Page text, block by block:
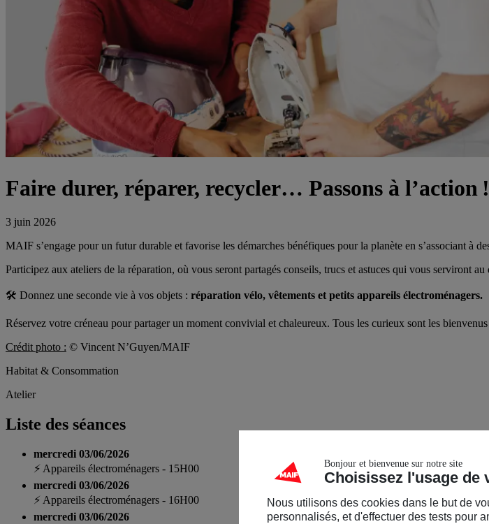
Faire durer, réparer, recycler… Passons à l’action !
3 juin 2026
MAIF s’engage pour un futur durable et favorise les démarches bénéfiques pour la planète en s’associant à
Participez aux ateliers de la réparation, où vous seront partagés conseils, trucs et astuces qui vous serviront
🛠 ️ Donnez une seconde vie à vos objets : réparation vélo, vêtements et petits appareils électroménagers.
Réservez votre créneau pour partager un moment convivial et chaleureux. Tous les curieux sont les bienvenus
Crédit photo : © Vincent N’Guyen/MAIF
Habitat & Consommation
Atelier
Liste des séances
mercredi 03/06/2026
⚡ Appareils électroménagers - 15H00
mercredi 03/06/2026
⚡ Appareils électroménagers - 16H00
mercredi 03/06/2026
Bonjour et bienvenue sur notre site
Choisissez l'usage de
Nous utilisons des cookies dans le but de
personnalisés, et d'effectuer des tests pour